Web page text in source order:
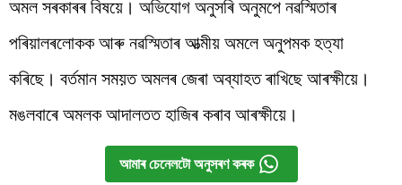
অমল সৰকাৰৰ বিষয়ে। অভিযোগ অনুসৰি অনুমপে নৱস্মিতাৰ
পৰিয়ালৰলোকক আৰু নৱস্মিতাৰ আত্মীয় অমলে অনুপমক হত্যা
কৰিছে। বৰ্তমান সময়ত অমলৰ জেৰা অব্যাহত ৰাখিছে আৰক্ষীয়ে।
মঙলবাৰে অমলক আদালতত হাজিৰ কৰাব আৰক্ষীয়ে।
আমাৰ চেনেলটো অনুসৰণ কৰক